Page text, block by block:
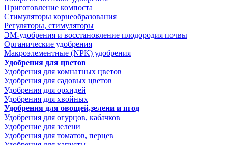
Приготовление компоста
Стимуляторы корнеобразования
Регуляторы, стимуляторы
ЭМ-удобрения и восстановление плодородия почвы
Органические удобрения
Макроэлементные (NPK) удобрения
Удобрения для цветов
Удобрения для комнатных цветов
Удобрения для садовых цветов
Удобрения для орхидей
Удобрения для хвойных
Удобрения для овощей,зелени и ягод
Удобрения для огурцов, кабачков
Удобрение для зелени
Удобрения для томатов, перцев